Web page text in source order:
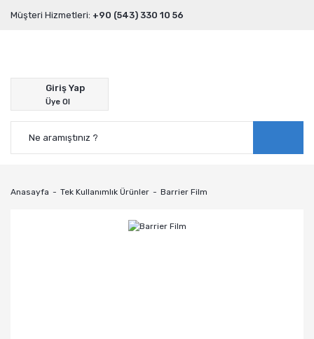
Müşteri Hizmetleri: +90 (543) 330 10 56
Giriş Yap
Üye Ol
Anasayfa Tek Kullanımlık Ürünler Barrier Film